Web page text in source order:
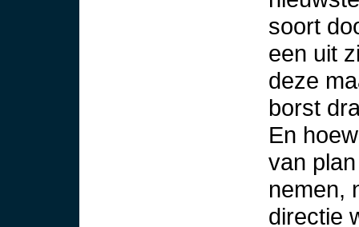
soort
een uit
deze
borst
En
van
nemen,
directie